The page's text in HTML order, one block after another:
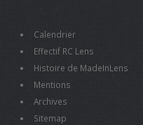
Calendrier
Effectif RC Lens
Histoire de MadeInLens
Mentions
Archives
Sitemap